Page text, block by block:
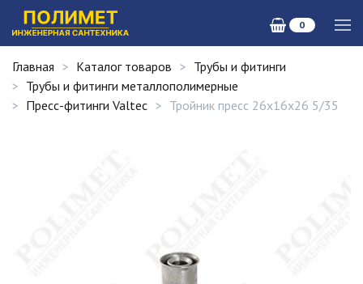
0
Главная Каталог товаров
Трубы и фитинги
Трубы и фитинги металлополимерные
Пресс-фитинги Valtec
Тройник пресс 26х16х26 5/35